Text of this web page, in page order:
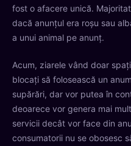
fost o afacere unică.
dacă anunțul era roșu sau
a unui animal pe anunț.
Acum, ziarele vând doar
blocați să folosească un
supărări, dar vor putea în
deoarece vor genera mai
servicii decât vor face din
consumatorii nu se obosesc